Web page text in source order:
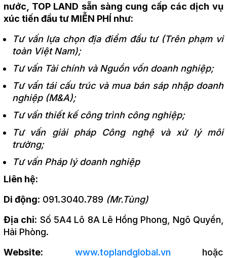
nước, TOP LAND sẵn sàng cung cấp các dịch vụ
xúc tiến đầu tư MIỄN PHÍ như:
Tư vấn lựa chọn địa điểm đầu tư (Trên phạm vi
toàn Việt Nam);
Tư vấn Tài chính và Nguồn vốn doanh nghiệp;
Tư vấn tái cấu trúc và mua bán sáp nhập doanh
nghiệp (M&A);
Tư vấn thiết kế công trình công nghiệp;
Tư vấn giải pháp Công nghệ và xử lý môi
trường;
Tư vấn Pháp lý doanh nghiệp
Liên hệ:
Di động: 091.3040.789 (Mr.Tùng)
Địa chỉ: Số 5A4 Lô 8A Lê Hồng Phong, Ngô Quyền,
Hải Phòng.
Website:
www.toplandglobal.vn hoặc